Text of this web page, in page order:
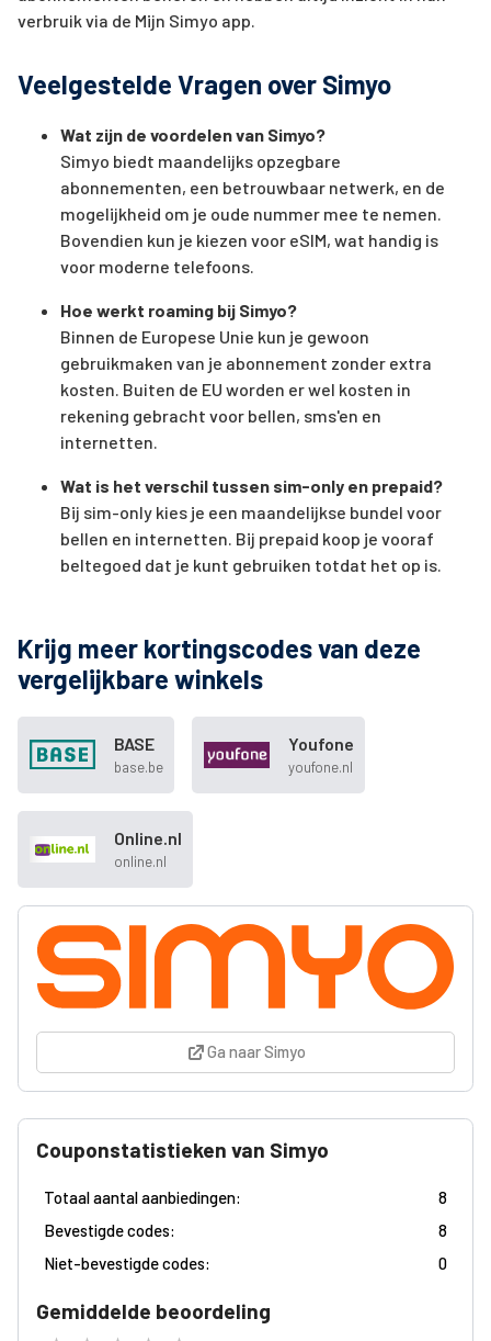
verbruik via de Mijn Simyo app.
Veelgestelde Vragen over Simyo
Wat zijn de voordelen van Simyo?
Simyo biedt maandelijks opzegbare
abonnementen, een betrouwbaar netwerk, en de
mogelijkheid om je oude nummer mee te nemen.
Bovendien kun je kiezen voor eSIM, wat handig is
voor moderne telefoons.
Hoe werkt roaming bij Simyo?
Binnen de Europese Unie kun je gewoon
gebruikmaken van je abonnement zonder extra
kosten. Buiten de EU worden er wel kosten in
rekening gebracht voor bellen, sms'en en
internetten.
Wat is het verschil tussen sim-only en prepaid?
Bij sim-only kies je een maandelijkse bundel voor
bellen en internetten. Bij prepaid koop je vooraf
beltegoed dat je kunt gebruiken totdat het op is.
Krijg meer kortingscodes van deze
vergelijkbare winkels
BASE
base.be
Youfone
youfone.nl
Online.nl
online.nl
Ga naar Simyo
Couponstatistieken van Simyo
Totaal aantal aanbiedingen:
8
Bevestigde codes:
8
Niet-bevestigde codes:
0
Gemiddelde beoordeling